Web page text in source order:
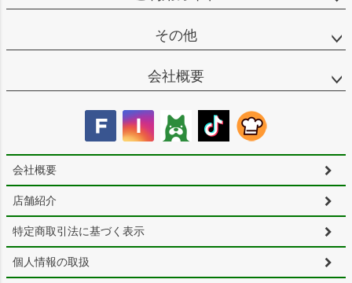
その他
会社概要
会社概要
店舗紹介
特定商取引法に基づく表示
個人情報の取扱